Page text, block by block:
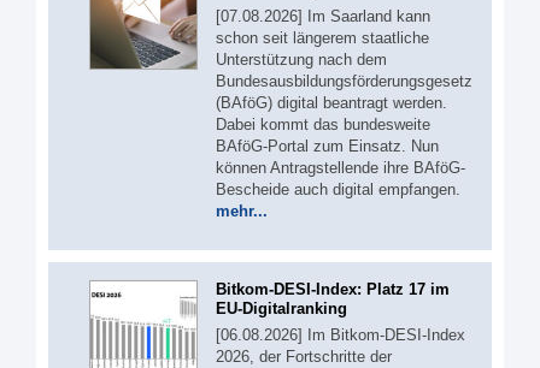
[07.08.2026] Im Saarland kann
schon seit längerem staatliche
Unterstützung nach dem
Bundesausbildungsförderungsgesetz
(BAföG) digital beantragt werden.
Dabei kommt das bundesweite
BAföG-Portal zum Einsatz. Nun
können Antragstellende ihre BAföG-
Bescheide auch digital empfangen.
mehr...
Bitkom-DESI-Index: Platz 17 im
EU-Digitalranking
[06.08.2026] Im Bitkom-DESI-Index
2026, der Fortschritte der